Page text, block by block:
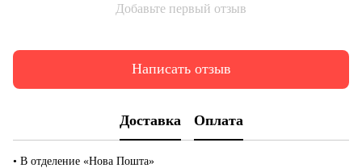
Добавьте первый отзыв
Написать отзыв
Доставка Оплата
• В отделение «Нова Пошта»